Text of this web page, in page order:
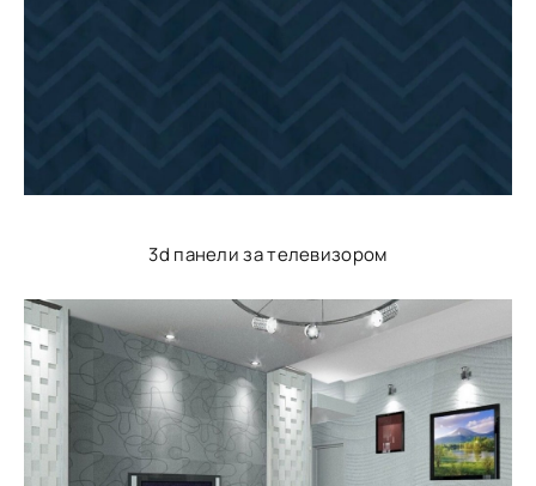
3d панели за телевизором